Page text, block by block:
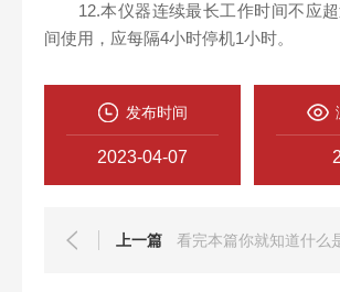
12.本仪器连续最长工作时间不应超
间使用，应每隔4小时停机1小时。
发布时间
2023-04-07
上一篇